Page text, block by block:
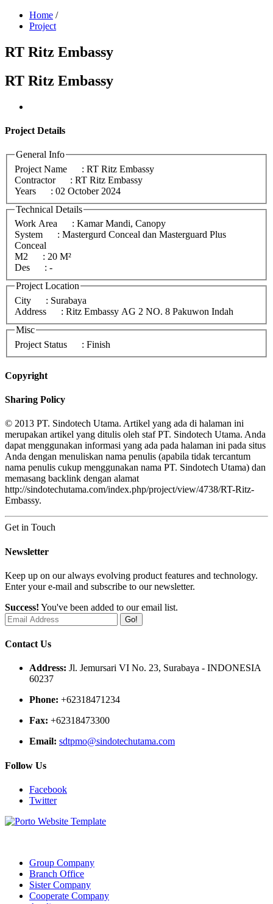
Home /
Project
RT Ritz Embassy
RT Ritz Embassy
Project Details
General Info
Project Name
: RT Ritz Embassy
Contractor
: RT Ritz Embassy
Years
: 02 October 2024
Technical Details
Work Area
: Kamar Mandi, Canopy
System
: Mastergurd Conceal dan Masterguard Plus
Conceal
M2
: 20 M²
Des
: -
Project Location
City
: Surabaya
Address
: Ritz Embassy AG 2 NO. 8 Pakuwon Indah
Misc
Project Status
: Finish
Copyright
Sharing Policy
© 2013 PT. Sindotech Utama. Artikel yang ada di halaman ini
merupakan artikel yang ditulis oleh staf PT. Sindotech Utama. Anda
dapat menggunakan informasi yang ada pada halaman ini pada situs
Anda dengan menuliskan nama penulis (apabila tidak tercantum
nama penulis cukup menggunakan nama PT. Sindotech Utama) dan
memasang backlink dengan alamat
http://sindotechutama.com/index.php/project/view/4738/RT-Ritz-
Embassy.
Get in Touch
Newsletter
Keep up on our always evolving product features and technology.
Enter your e-mail and subscribe to our newsletter.
Success! You've been added to our email list.
Go!
Contact Us
Address: Jl. Jemursari VI No. 23, Surabaya - INDONESIA
60237
Phone: +62318471234
Fax: +62318473300
Email: sdtpmo@sindotechutama.com
Follow Us
Facebook
Twitter
Group Company
Branch Office
Sister Company
Cooperate Company